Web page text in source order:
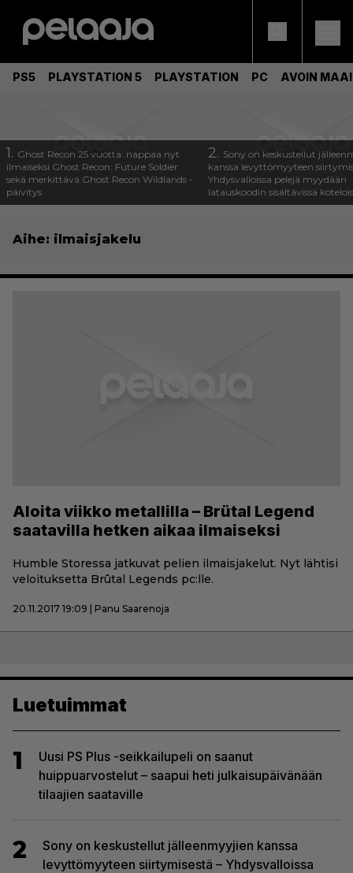
PS5 PLAYSTATION 5 PLAYSTATION PC AVOIN
1. Ghost Recon 25 vuotta: nappaa nyt
ilmaiseksi Ghost Recon: Future Soldier
sekä merkittävä Ghost Recon Wildlands -
päivitys
2. Sony on keskustellut
kanssa levyttömyyteen
Yhdysvalloissa pelejä myydään
latauskoodin sisältävissä
Aihe: ilmaisjakelu
Aloita viikko metallilla – Brütal Legend
saatavilla hetken aikaa ilmaiseksi
Humble Storessa jatkuvat pelien ilmaisjakelut. Nyt lähtisi
veloituksetta Brûtal Legends pc:lle.
20.11.2017 19:09 | Panu Saarenoja
Luetuimmat
1
Uusi PS Plus -seikkailupeli on saanut
huippuarvostelut – saapui heti julkaisupäivänään
tilaajien saataville
2
Sony on keskustellut jälleenmyyjien kanssa
levyttömyyteen siirtymisestä – Yhdysvalloissa